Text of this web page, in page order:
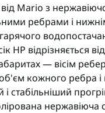
Mario з
ребрами і
HP відрізняється
— вісім
кожного ребра
стабільніший